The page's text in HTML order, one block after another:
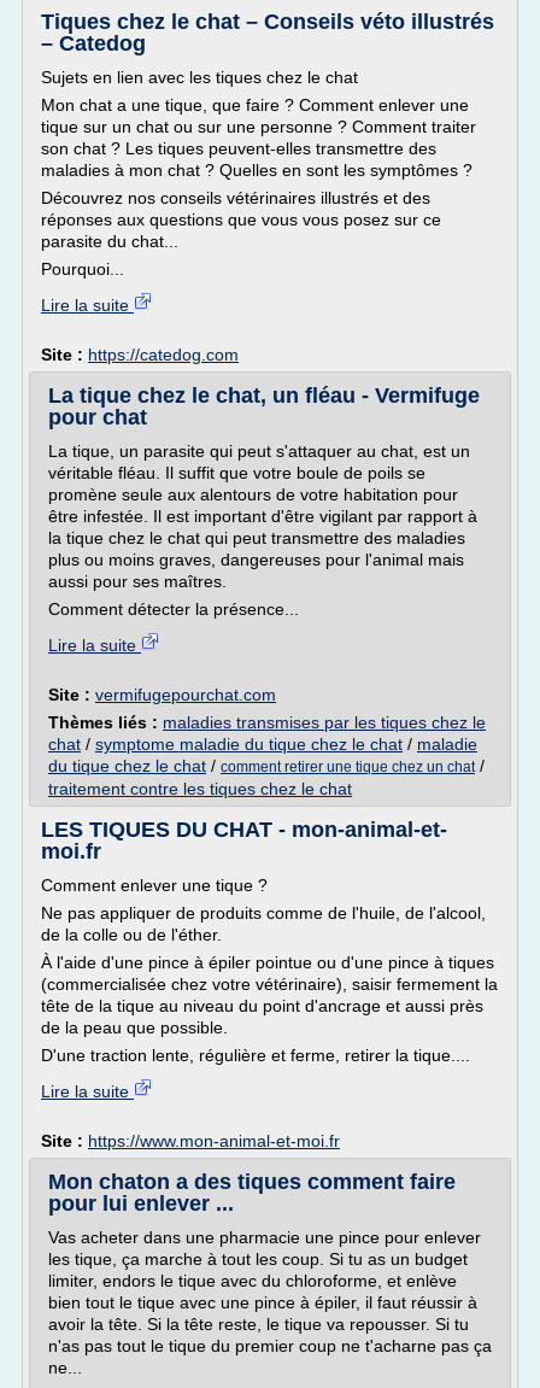
Tiques chez le chat – Conseils véto illustrés
– Catedog
Sujets en lien avec les tiques chez le chat
Mon chat a une tique, que faire ? Comment enlever une
tique sur un chat ou sur une personne ? Comment traiter
son chat ? Les tiques peuvent-elles transmettre des
maladies à mon chat ? Quelles en sont les symptômes ?
Découvrez nos conseils vétérinaires illustrés et des
réponses aux questions que vous vous posez sur ce
parasite du chat...
Pourquoi...
Lire la suite
Site : https://catedog.com
La tique chez le chat, un fléau - Vermifuge
pour chat
La tique, un parasite qui peut s'attaquer au chat, est un
véritable fléau. Il suffit que votre boule de poils se
promène seule aux alentours de votre habitation pour
être infestée. Il est important d'être vigilant par rapport à
la tique chez le chat qui peut transmettre des maladies
plus ou moins graves, dangereuses pour l'animal mais
aussi pour ses maîtres.
Comment détecter la présence...
Lire la suite
Site : vermifugepourchat.com
Thèmes liés : maladies transmises par les tiques chez le
chat / symptome maladie du tique chez le chat / maladie
du tique chez le chat / comment retirer une tique chez un chat/
traitement contre les tiques chez le chat
LES TIQUES DU CHAT - mon-animal-et-
moi.fr
Comment enlever une tique ?
Ne pas appliquer de produits comme de l'huile, de l'alcool,
de la colle ou de l'éther.
À l'aide d'une pince à épiler pointue ou d'une pince à tiques
(commercialisée chez votre vétérinaire), saisir fermement la
tête de la tique au niveau du point d'ancrage et aussi près
de la peau que possible.
D'une traction lente, régulière et ferme, retirer la tique....
Lire la suite
Site : https://www.mon-animal-et-moi.fr
Mon chaton a des tiques comment faire
pour lui enlever ...
Vas acheter dans une pharmacie une pince pour enlever
les tique, ça marche à tout les coup. Si tu as un budget
limiter, endors le tique avec du chloroforme, et enlève
bien tout le tique avec une pince à épiler, il faut réussir à
avoir la tête. Si la tête reste, le tique va repousser. Si tu
n'as pas tout le tique du premier coup ne t'acharne pas ça
ne...